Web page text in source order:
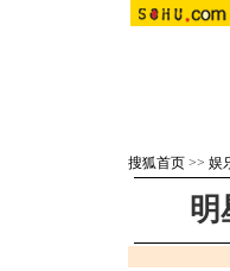
搜狐首页 >> 娱
明